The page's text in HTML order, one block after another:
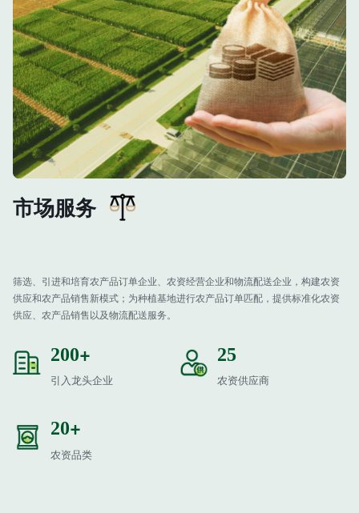
市场服务
筛选、引进和培育农产品订单企业、农资经营企业和物流配送企业，构建农资
供应和农产品销售新模式；为种植基地进行农产品订单匹配，提供标准化农资
供应、农产品销售以及物流配送服务。
200+
引入龙头企业
25
农资供应商
20+
农资品类